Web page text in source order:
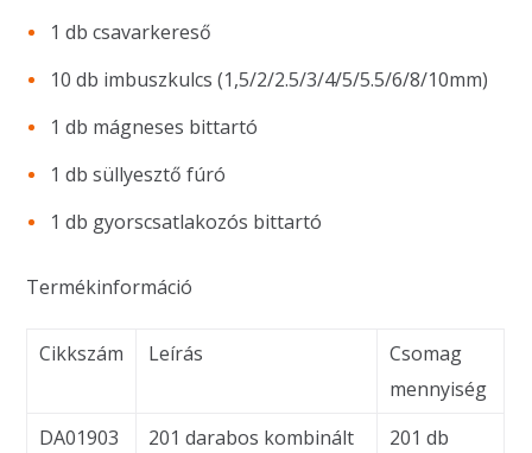
1 db csavarkereső
10 db imbuszkulcs (1,5/2/2.5/3/4/5/5.5/6/8/10mm)
1 db mágneses bittartó
1 db süllyesztő fúró
1 db gyorscsatlakozós bittartó
Termékinformáció
Cikkszám Leírás
Csomag
mennyiség
DA01903
201 darabos kombinált
201 db